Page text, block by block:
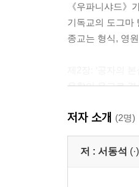
《우파니샤드》
기독교의 도그마
종교는 형식, 영원
유학이 유교로
하늘에 대한 경외
‘하늘의 도’를 지
‘군자’는 위로 통
저자 소개 (2명)
저 : 서동석 (·)